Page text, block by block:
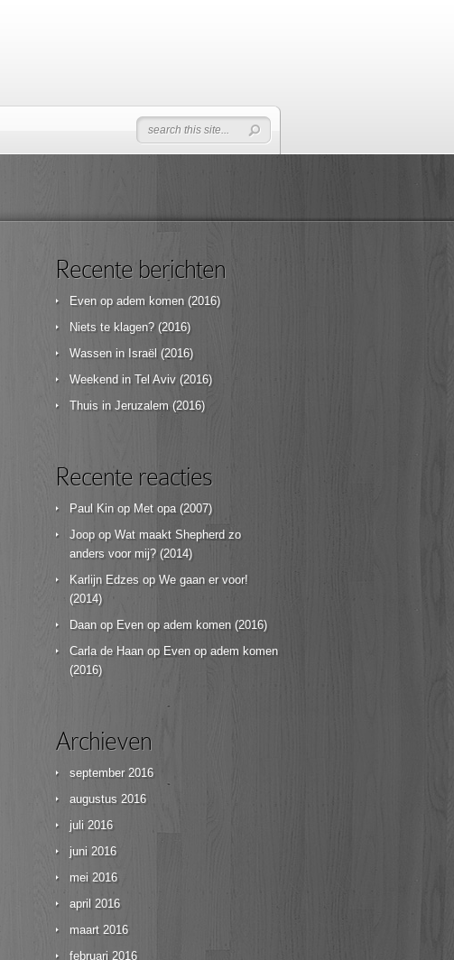
Recente berichten
Even op adem komen (2016)
Niets te klagen? (2016)
Wassen in Israël (2016)
Weekend in Tel Aviv (2016)
Thuis in Jeruzalem (2016)
Recente reacties
Paul Kin op Met opa (2007)
Joop op Wat maakt Shepherd zo
anders voor mij? (2014)
Karlijn Edzes op We gaan er voor!
(2014)
Daan op Even op adem komen (2016)
Carla de Haan op Even op adem komen
(2016)
Archieven
september 2016
augustus 2016
juli 2016
juni 2016
mei 2016
april 2016
maart 2016
februari 2016